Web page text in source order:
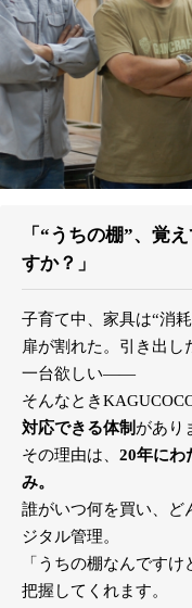
「“うちの棚”、覚
すか？」
子育て中、家具は“消
扉が割れた。引き出し
一台欲しい――
そんなとき
対応できる体制 があり
その理由は、 20年にわ
み。
誰がいつ何を買い、ど
ジタル管理。
「うちの棚なんです
把握してくれます。